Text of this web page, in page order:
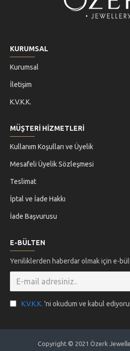
KURUMSAL
Kurumsal
İletişim
K.V.K.K.
MÜŞTERİ HİZMETLERİ
Kullanım Koşulları ve Üyelik
Mesafeli Üyelik Sözleşmesi
Teslimat
İptal ve İade Hakkı
İade Başvurusu
E-BÜLTEN
Yeniliklerden haberdar olmak için e-
K.V.K.K. 'ni okudum ve kabul
Copyright © 2021 Özerk